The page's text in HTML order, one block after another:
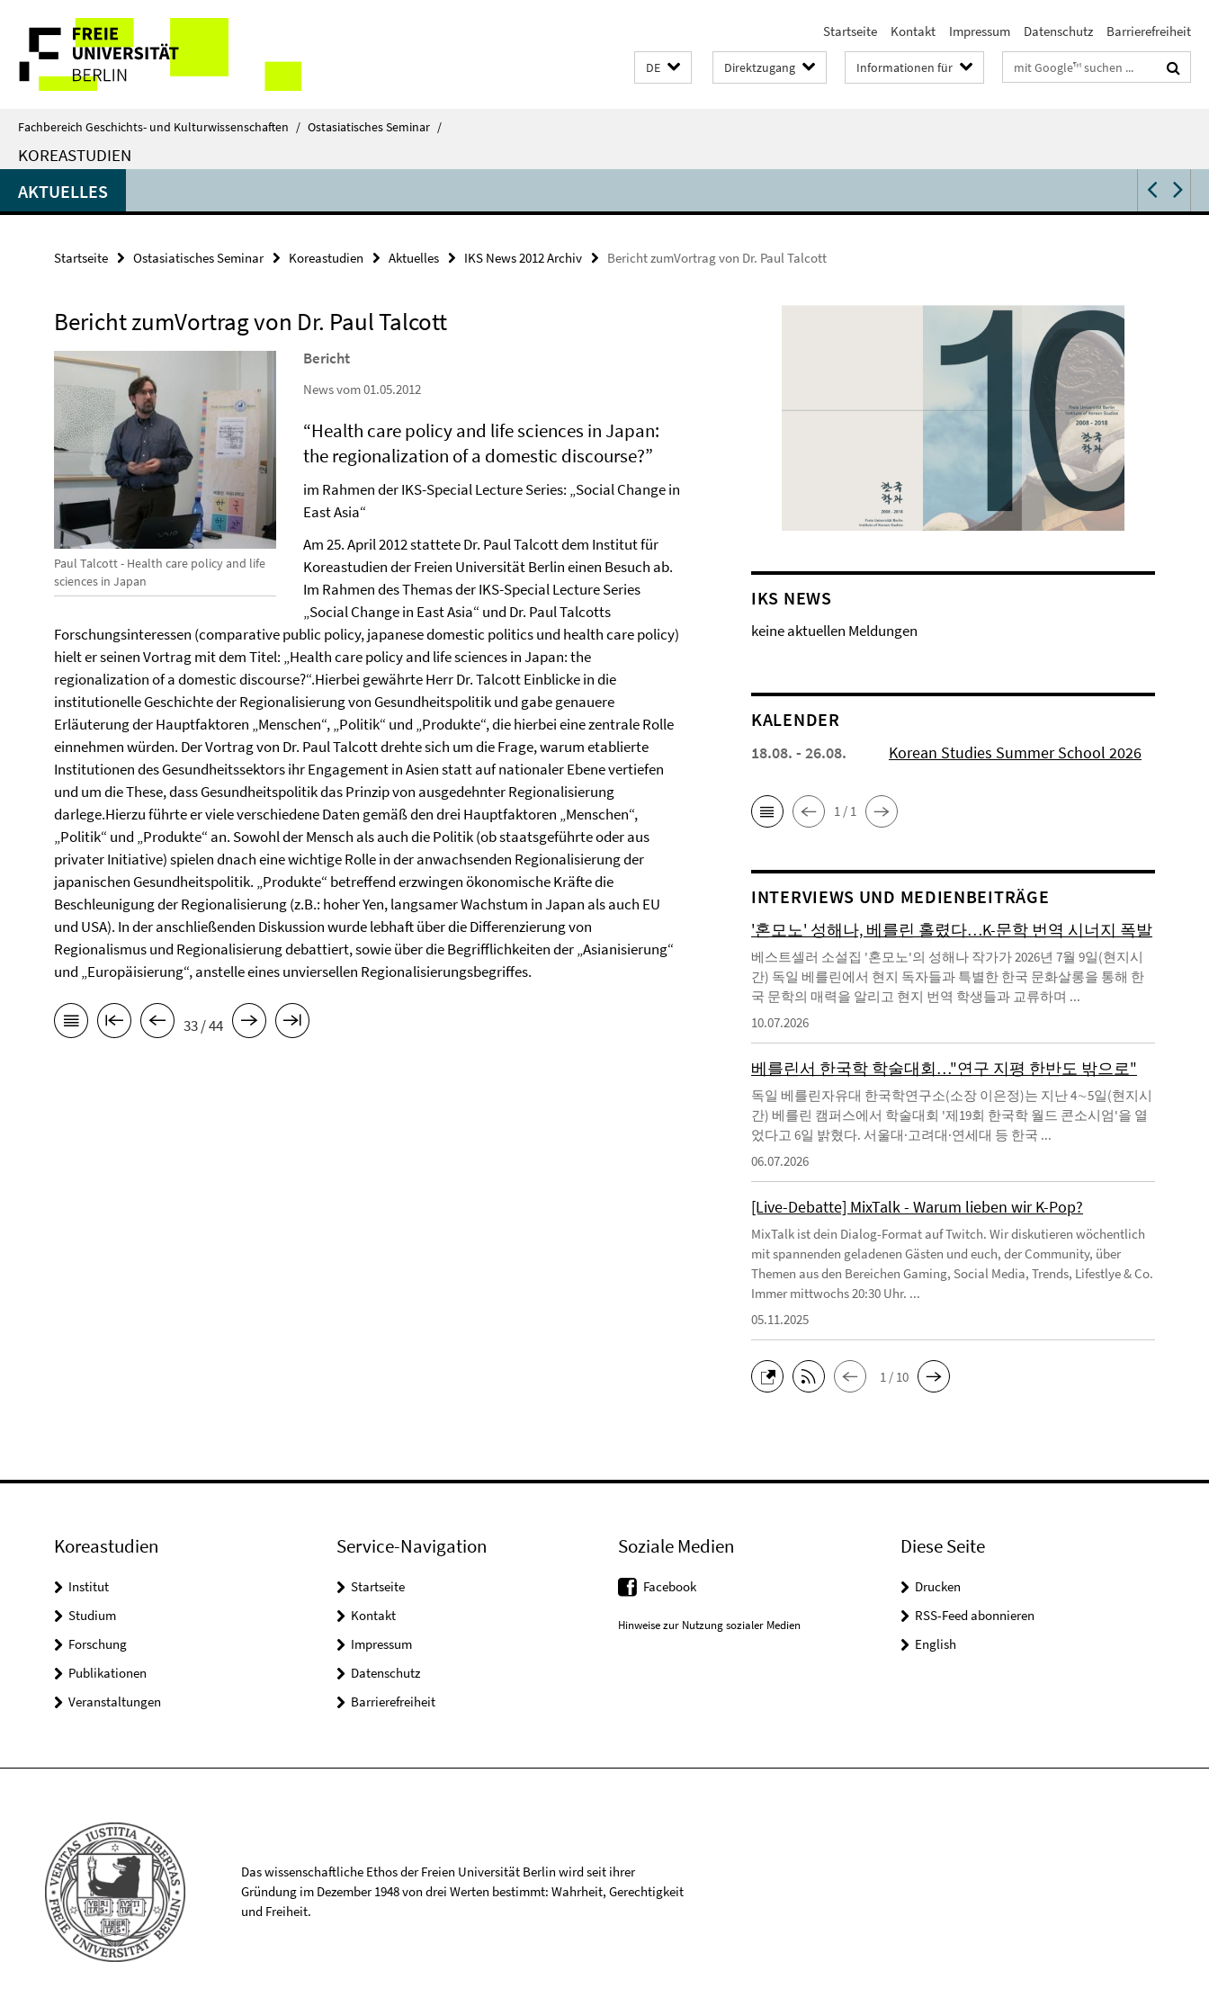
direkt
Inhalt
Service-
Navigation
Startseite Kontakt Impressum Datenschutz Barrierefreiheit
DE Direktzugang Informationen für Suchbegriffe
Fachbereich Geschichts- und Kulturwissenschaften / Ostasiatisches Seminar /
KOREASTUDIEN
AKTUELLES
Startseite Ostasiatisches Seminar Koreastudien Aktuelles IKS News 2012 Archiv Bericht zumVortrag von Dr. Paul Talcott
Bericht zumVortrag von Dr. Paul Talcott
Paul Talcott - Health care policy and life
sciences in Japan
Bericht
News vom 01.05.2012
“Health care policy and life sciences in Japan:
the regionalization of a domestic discourse?”
im Rahmen der IKS-Special Lecture Series: „Social Change in
East Asia“
Am 25. April 2012 stattete Dr. Paul Talcott dem Institut für
Koreastudien der Freien Universität Berlin einen Besuch ab.
Im Rahmen des Themas der IKS-Special Lecture Series
„Social Change in East Asia“ und Dr. Paul Talcotts
Forschungsinteressen (comparative public policy, japanese domestic politics und health care policy)
hielt er seinen Vortrag mit dem Titel: „Health care policy and life sciences in Japan: the
regionalization of a domestic discourse?“.Hierbei gewährte Herr Dr. Talcott Einblicke in die
institutionelle Geschichte der Regionalisierung von Gesundheitspolitik und gabe genauere
Erläuterung der Hauptfaktoren „Menschen“, „Politik“ und „Produkte“, die hierbei eine zentrale Rolle
einnehmen würden. Der Vortrag von Dr. Paul Talcott drehte sich um die Frage, warum etablierte
Institutionen des Gesundheitssektors ihr Engagement in Asien statt auf nationaler Ebene vertiefen
und um die These, dass Gesundheitspolitik das Prinzip von ausgedehnter Regionalisierung
darlege.Hierzu führte er viele verschiedene Daten gemäß den drei Hauptfaktoren „Menschen“,
„Politik“ und „Produkte“ an. Sowohl der Mensch als auch die Politik (ob staatsgeführte oder aus
privater Initiative) spielen dnach eine wichtige Rolle in der anwachsenden Regionalisierung der
japanischen Gesundheitspolitik. „Produkte“ betreffend erzwingen ökonomische Kräfte die
Beschleunigung der Regionalisierung (z.B.: hoher Yen, langsamer Wachstum in Japan als auch EU
und USA). In der anschließenden Diskussion wurde lebhaft über die Differenzierung von
Regionalismus und Regionalisierung debattiert, sowie über die Begrifflichkeiten der „Asianisierung“
und „Europäisierung“, anstelle eines unviersellen Regionalisierungsbegriffes.
33 / 44
IKS NEWS
keine aktuellen Meldungen
KALENDER
18.08. - 26.08. Korean Studies Summer School 2026
1 / 1
INTERVIEWS UND MEDIENBEITRÄGE
'혼모노' 성해나, 베를린 홀렸다…K-문학 번역 시너지 폭발
베스트셀러 소설집 '혼모노'의 성해나 작가가 2026년 7월 9일(현지시
간) 독일 베를린에서 현지 독자들과 특별한 한국 문화살롱을 통해 한
국 문학의 매력을 알리고 현지 번역 학생들과 교류하며 ...
10.07.2026
베를린서 한국학 학술대회…"연구 지평 한반도 밖으로"
독일 베를린자유대 한국학연구소(소장 이은정)는 지난 4∼5일(현지시
간) 베를린 캠퍼스에서 학술대회 '제19회 한국학 월드 콘소시엄'을 열
었다고 6일 밝혔다. 서울대·고려대·연세대 등 한국 ...
06.07.2026
[Live-Debatte] MixTalk - Warum lieben wir K-Pop?
MixTalk ist dein Dialog-Format auf Twitch. Wir diskutieren wöchentlich
mit spannenden geladenen Gästen und euch, der Community, über
Themen aus den Bereichen Gaming, Social Media, Trends, Lifestlye & Co.
Immer mittwochs 20:30 Uhr. ...
05.11.2025
1 / 10
Koreastudien
Institut
Studium
Forschung
Publikationen
Veranstaltungen
Service-Navigation
Startseite
Kontakt
Impressum
Datenschutz
Barrierefreiheit
Soziale Medien
Facebook
Hinweise zur Nutzung sozialer Medien
Diese Seite
Drucken
RSS-Feed abonnieren
English
Das wissenschaftliche Ethos der Freien Universität Berlin wird seit ihrer
Gründung im Dezember 1948 von drei Werten bestimmt: Wahrheit, Gerechtigkeit
und Freiheit.